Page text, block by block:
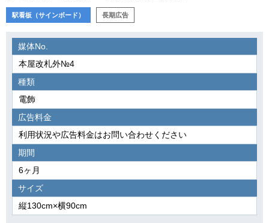
駅看板（サインボード） 長期広告
媒体No.
本屋改札外№4
種類
電飾
広告料金
利用状況や広告料金はお問い合わせください
期間
6ヶ月
サイズ
縦130cm×横90cm